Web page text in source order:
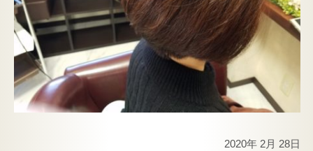
2020年 2月 28日